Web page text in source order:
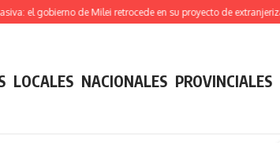
gobierno de Milei retrocede en su proyecto de
LOCALES NACIONALES PROVINCIALES